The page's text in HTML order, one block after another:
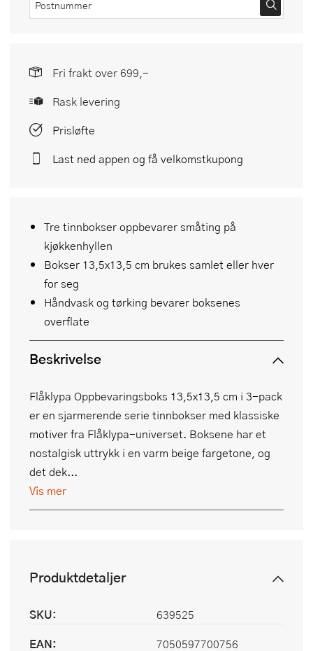
Tre tinnbokser oppbevarer småting på
kjøkkenhyllen
Bokser 13,5x13,5 cm brukes samlet eller hver
for seg
Håndvask og tørking bevarer boksenes
overflate
Beskrivelse
Flåklypa Oppbevaringsboks 13,5x13,5 cm i 3-pack
er en sjarmerende serie tinnbokser med klassiske
motiver fra Flåklypa-universet. Boksene har et
nostalgisk uttrykk i en varm beige fargetone, og
det dek...
Vis mer
Fri frakt over 699,-
Rask levering
Prisløfte
Last ned appen og få velkomstkupong
Produktdetaljer
SKU:
639525
EAN:
7050597700756